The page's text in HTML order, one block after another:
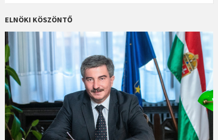
ELNÖKI KÖSZÖNTŐ